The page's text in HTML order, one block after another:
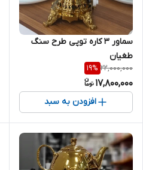
سماور ۳ کاره توپی طرح سنگ
طغیان
22,000,000
19%
17,800,000
افزودن به سبد